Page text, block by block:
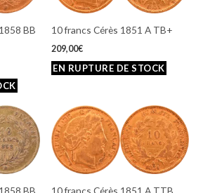
BB
10 francs Cérès 1851 A TB+
209,00€